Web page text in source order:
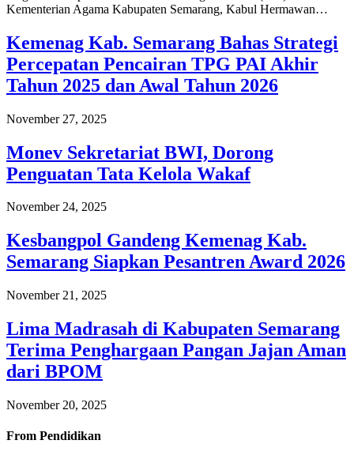
Kementerian Agama Kabupaten Semarang, Kabul Hermawan…
Kemenag Kab. Semarang Bahas Strategi
Percepatan Pencairan TPG PAI Akhir
Tahun 2025 dan Awal Tahun 2026
November 27, 2025
Monev Sekretariat BWI, Dorong
Penguatan Tata Kelola Wakaf
November 24, 2025
Kesbangpol Gandeng Kemenag Kab.
Semarang Siapkan Pesantren Award 2026
November 21, 2025
Lima Madrasah di Kabupaten Semarang
Terima Penghargaan Pangan Jajan Aman
dari BPOM
November 20, 2025
From Pendidikan